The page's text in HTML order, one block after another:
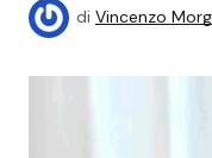
di Vincenzo